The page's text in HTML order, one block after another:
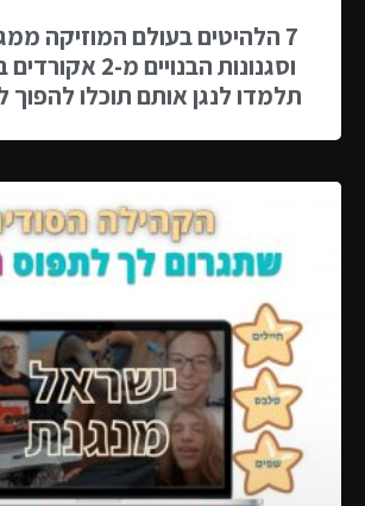
7 הלהיטים בעולם המוזיקה
וסגנונות הבנויים
תלמדו לנגן אותם תוכלו להפוך